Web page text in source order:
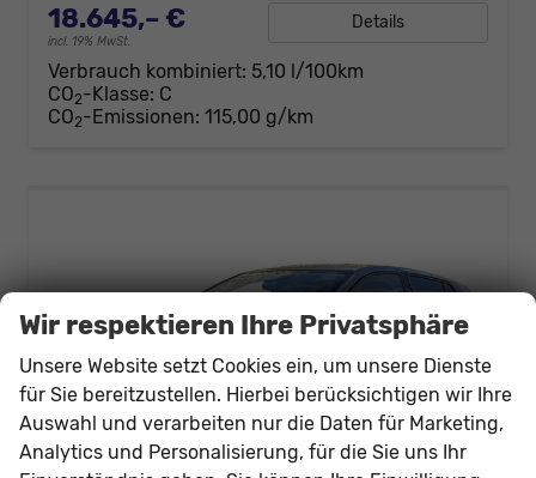
18.645,– €
incl. 19% MwSt.
Details
Verbrauch kombiniert: 5,10 l/100km
CO2-Klasse: C
CO2-Emissionen: 115,00 g/km
Wir respektieren Ihre Privatsphäre
Unsere Website setzt Cookies ein, um unsere Dienste
für Sie bereitzustellen. Hierbei berücksichtigen wir Ihre
Auswahl und verarbeiten nur die Daten für Marketing,
Analytics und Personalisierung, für die Sie uns Ihr